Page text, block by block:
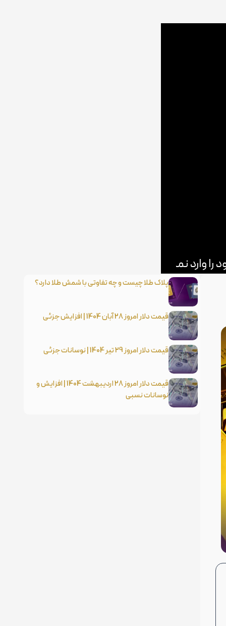
پلاک طلا چیست و چه تفاوتی با شمش طلا دارد؟
قیمت دلار امروز 28 آبان 1404 | افزایش جزئی
قیمت دلار امروز 29 تیر 1404 | نوسانات جزئی
قیمت دلار امروز 28 اردیبهشت 1404 | افزایش و
نوسانات نسبی